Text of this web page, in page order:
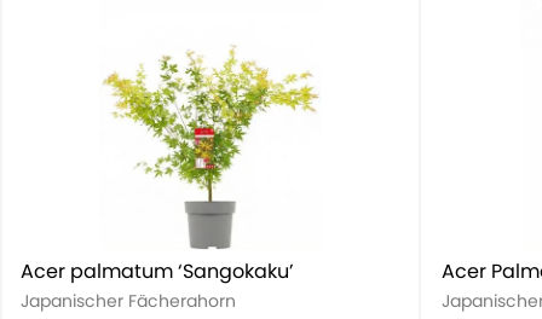
Acer palmatum ‘Sangokaku’
Japanischer Fächerahorn
Acer